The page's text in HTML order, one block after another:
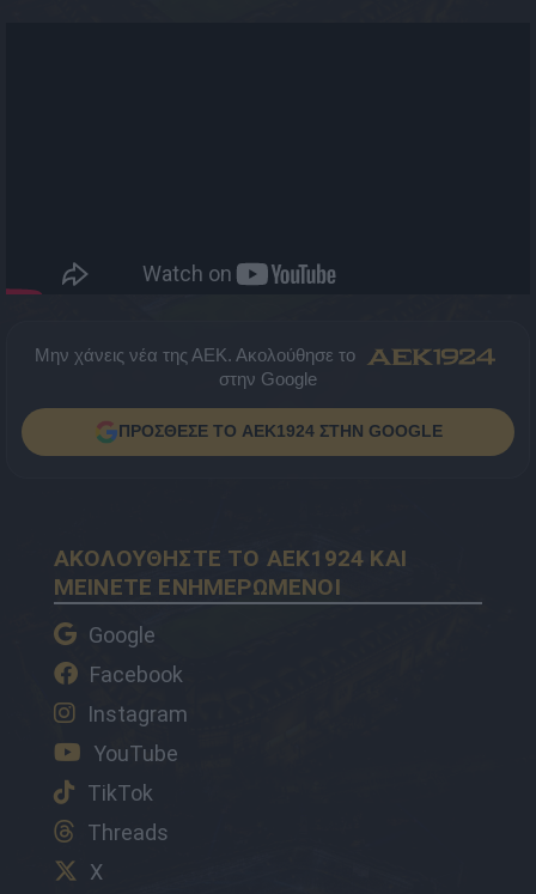
Μην χάνεις νέα της ΑΕΚ. Ακολούθησε το
στην Google
ΠΡΟΣΘΕΣΕ ΤΟ AEK1924 ΣΤΗΝ GOOGLE
ΑΚΟΛΟΥΘΗΣΤΕ ΤΟ AEK1924 ΚΑΙ
ΜΕΙΝΕΤΕ ΕΝΗΜΕΡΩΜΕΝΟΙ
Google
Facebook
Instagram
YouTube
TikTok
Threads
X